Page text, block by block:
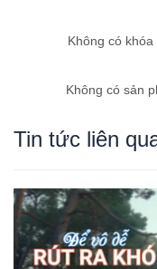
Không có
Không có sản
Tin tức liên